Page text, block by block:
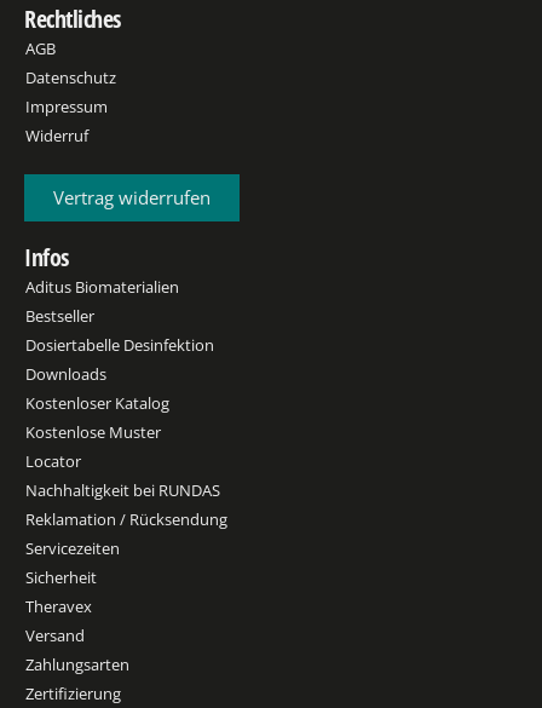
Rechtliches
AGB
Datenschutz
Impressum
Widerruf
Vertrag widerrufen
Infos
Aditus Biomaterialien
Bestseller
Dosiertabelle Desinfektion
Downloads
Kostenloser Katalog
Kostenlose Muster
Locator
Nachhaltigkeit bei RUNDAS
Reklamation / Rücksendung
Servicezeiten
Sicherheit
Theravex
Versand
Zahlungsarten
Zertifizierung